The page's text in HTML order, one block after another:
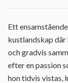
Ett
kustlandskap
och gradvis
efter en passion
hon tidvis vistas,